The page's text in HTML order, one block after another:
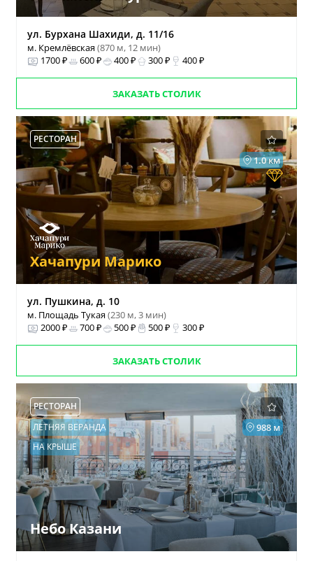
ул. Бурхана Шахиди, д. 11/16
м. Кремлёвская(870 м, 12 мин)
1700 ₽
600 ₽ 400 ₽ 300 ₽ 400 ₽
ЗАКАЗАТЬ СТОЛИК
РЕСТОРАН
1.0 км
Хачапури Марико
ул. Пушкина, д. 10
м. Площадь Тукая(230 м, 3 мин)
2000 ₽
700 ₽ 500 ₽ 500 ₽ 300 ₽
ЗАКАЗАТЬ СТОЛИК
РЕСТОРАН
988 м
ЛЕТНЯЯ ВЕРАНДА
НА КРЫШЕ
Небо Казани